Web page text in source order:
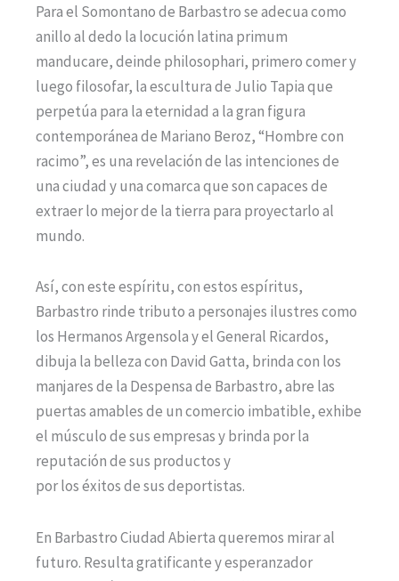
Para el Somontano de Barbastro se adecua como
anillo al dedo la locución latina primum
manducare, deinde philosophari, primero comer y
luego filosofar, la escultura de Julio Tapia que
perpetúa para la eternidad a la gran figura
contemporánea de Mariano Beroz, “Hombre con
racimo”, es una revelación de las intenciones de
una ciudad y una comarca que son capaces de
extraer lo mejor de la tierra para proyectarlo al
mundo.
Así, con este espíritu, con estos espíritus,
Barbastro rinde tributo a personajes ilustres como
los Hermanos Argensola y el General Ricardos,
dibuja la belleza con David Gatta, brinda con los
manjares de la Despensa de Barbastro, abre las
puertas amables de un comercio imbatible, exhibe
el músculo de sus empresas y brinda por la
reputación de sus productos y
por los éxitos de sus deportistas.
En Barbastro Ciudad Abierta queremos mirar al
futuro. Resulta gratificante y esperanzador